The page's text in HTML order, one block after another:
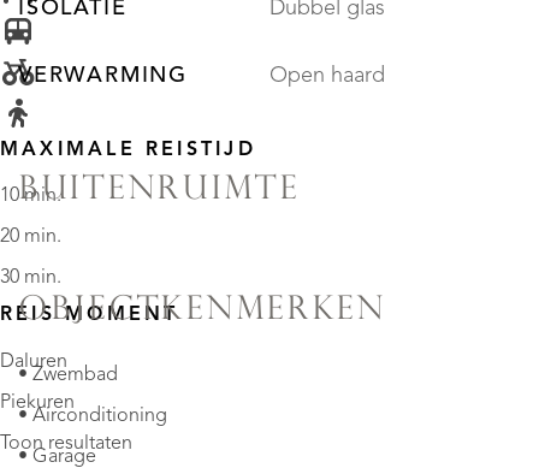
ISOLATIE Dubbel glas
VERWARMING Open haard
BUITENRUIMTE
OBJECTKENMERKEN
• Zwembad
• Airconditioning
• Garage
MAXIMALE REISTIJD
10 min.
20 min.
30 min.
REIS MOMENT
Daluren
Piekuren
Toon resultaten